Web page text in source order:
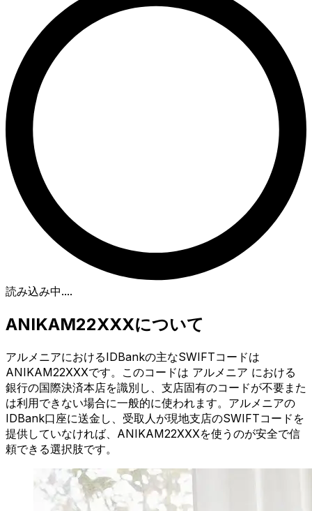
読み込み中....
ANIKAM22XXXについて
アルメニアにおけるIDBankの主なSWIFTコードは
ANIKAM22XXXです。このコードは アルメニア における
銀行の国際決済本店を識別し、支店固有のコードが不要また
は利用できない場合に一般的に使われます。アルメニアの
IDBank口座に送金し、受取人が現地支店のSWIFTコードを
提供していなければ、ANIKAM22XXXを使うのが安全で信
頼できる選択肢です。